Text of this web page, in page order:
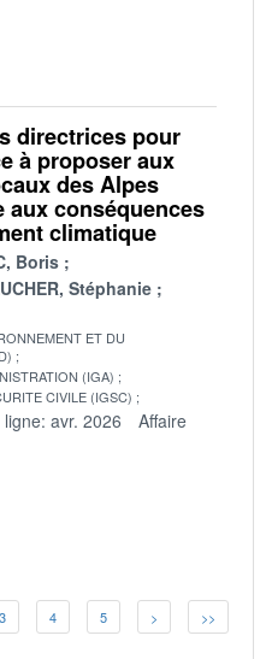
directrices pour
à proposer aux
des Alpes
aux conséquences
climatique
Boris
Stéphanie
ET DU
(IGA)
CIVILE (IGSC)
avr. 2026
Affaire
3 4 5 > >>